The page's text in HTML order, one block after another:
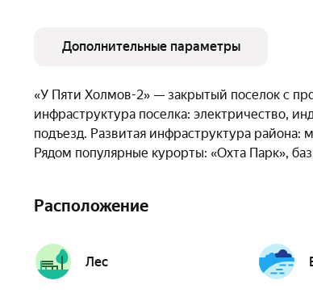
Дополнительные параметры
«У Пяти Холмов-2» — закрытый поселок с
инфраструктура поселка: электричество,
подъезд. Развитая инфраструктура
Рядом популярные курорты: «Охта Парк»,
Расположение
Лес